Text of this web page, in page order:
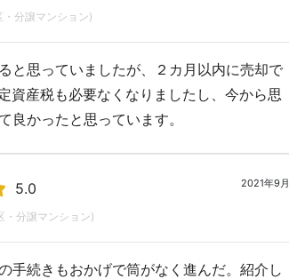
・分譲マンション)
と思っていましたが、２カ月以内に売却で
資産税も必要なくなりましたし、今から思
良かったと思っています。
2021年9月
5.0
・分譲マンション)
手続きもおかげで筒がなく進んだ。紹介し